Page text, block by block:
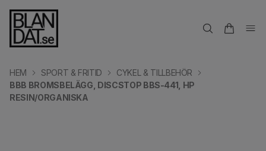
HEM SPORT & FRITID
CYKEL & TILLBEHÖR
BBB BROMSBELÄGG, DISCSTOP BBS-441, HP
RESIN/ORGANISKA